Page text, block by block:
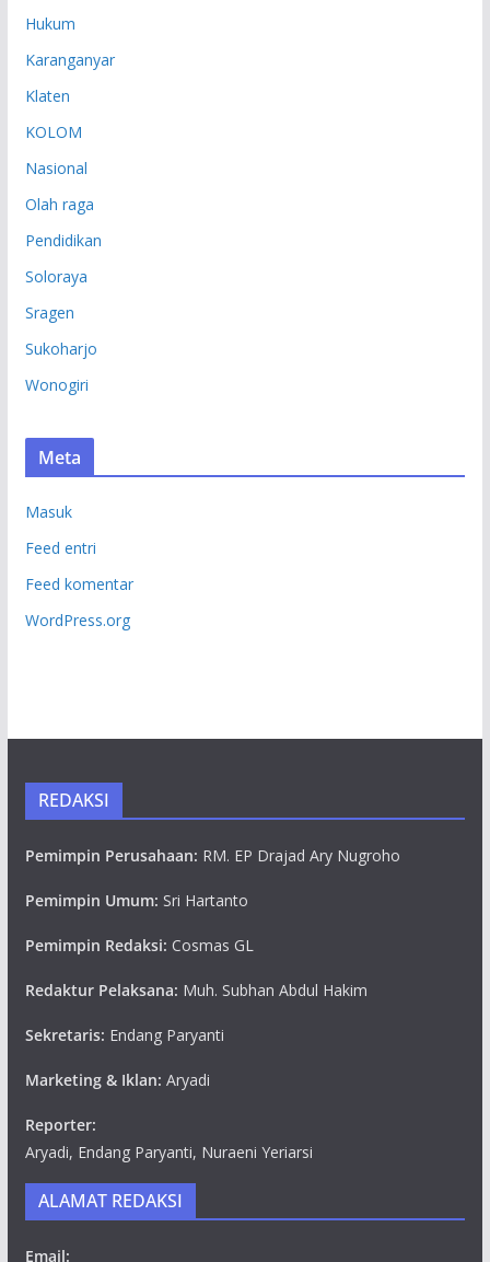
Hukum
Karanganyar
Klaten
KOLOM
Nasional
Olah raga
Pendidikan
Soloraya
Sragen
Sukoharjo
Wonogiri
Meta
Masuk
Feed entri
Feed komentar
WordPress.org
REDAKSI
Pemimpin Perusahaan: RM. EP Drajad Ary Nugroho
Pemimpin Umum: Sri Hartanto
Pemimpin Redaksi: Cosmas GL
Redaktur Pelaksana: Muh. Subhan Abdul Hakim
Sekretaris: Endang Paryanti
Marketing & Iklan: Aryadi
Reporter:
Aryadi, Endang Paryanti, Nuraeni Yeriarsi
ALAMAT REDAKSI
Email: